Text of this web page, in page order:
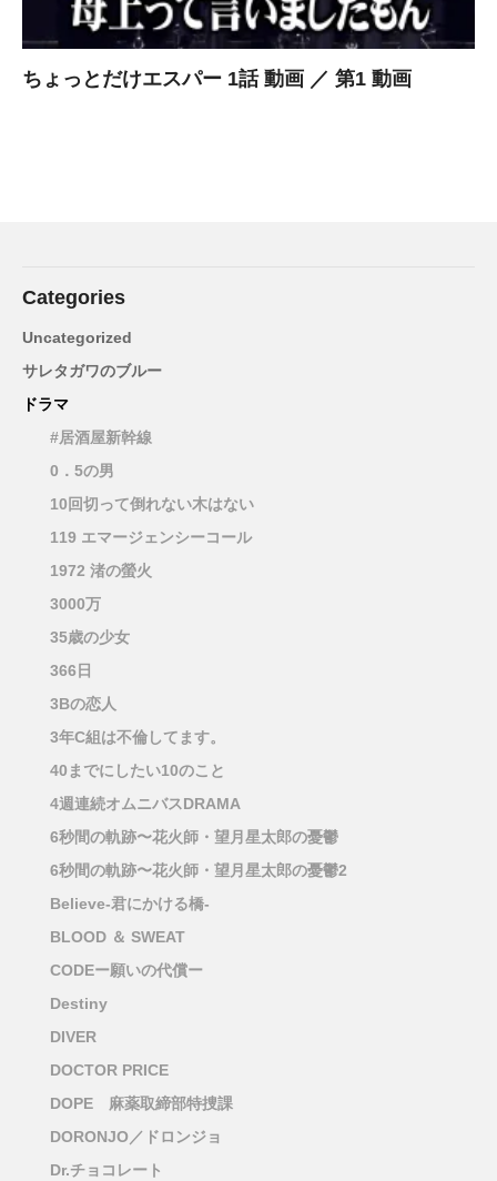
ちょっとだけエスパー 1話 動画 ／ 第1 動画
Categories
Uncategorized
サレタガワのブルー
ドラマ
#居酒屋新幹線
0．5の男
10回切って倒れない木はない
119 エマージェンシーコール
1972 渚の螢火
3000万
35歳の少女
366日
3Bの恋人
3年C組は不倫してます。
40までにしたい10のこと
4週連続オムニバスDRAMA
6秒間の軌跡〜花火師・望月星太郎の憂鬱
6秒間の軌跡〜花火師・望月星太郎の憂鬱2
Believe-君にかける橋-
BLOOD ＆ SWEAT
CODEー願いの代償ー
Destiny
DIVER
DOCTOR PRICE
DOPE 麻薬取締部特捜課
DORONJO／ドロンジョ
Dr.チョコレート